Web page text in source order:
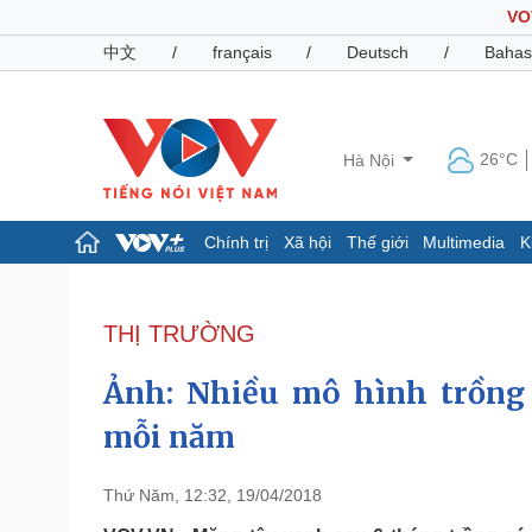
中文
/ français / Deutsch /
Hà Nội 26°C
Chính trị Xã hội Thế giới Multimedia
Đảng
Tổ chức nhân sự
Quốc hội
Nhận diện sự thật
Dấu ấn VOV
Pháp luật
THỊ TRƯỜNG
Ảnh: Nhiều mô hình
mỗi năm
Thứ Năm, 12:32, 19/04/2018